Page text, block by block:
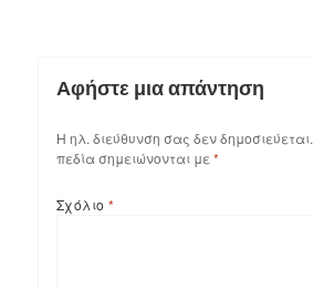
Αφήστε μια απάντηση
Η ηλ. διεύθυνση σας δεν δημοσιεύεται.
πεδία σημειώνονται με *
Σχόλιο *